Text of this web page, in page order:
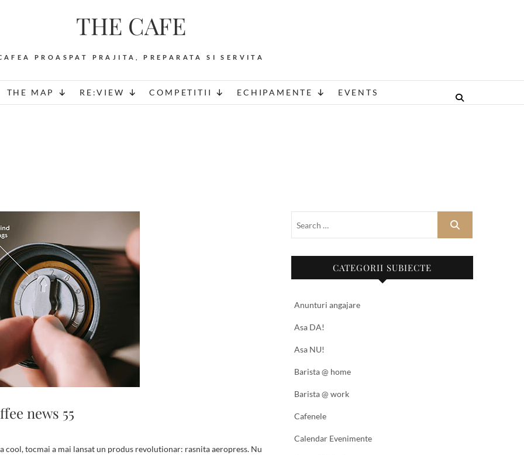
THE CAFE
PROASPAT PRAJITA, PREPARATA SI SERVITA
THE MAP RE:VIEW COMPETITII ECHIPAMENTE EVENTS
news 55
CATEGORII SUBIECTE
Anunturi angajare
Asa DA!
Asa NU!
Barista @ home
Barista @ work
Cafenele
Calendar Evenimente